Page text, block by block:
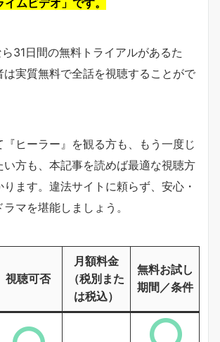
31日間の無料トライアルがあるた
は実質無料で全話を視聴することがで
『ヒーラー』を観る方も、もう一度じ
い方も、本記事を読めば最適な視聴方
ます。違法サイトに頼らず、安心・
マを堪能しましょう。
視聴可否
月額料金
（税別また
は税込）
無料お試し
期間／条件